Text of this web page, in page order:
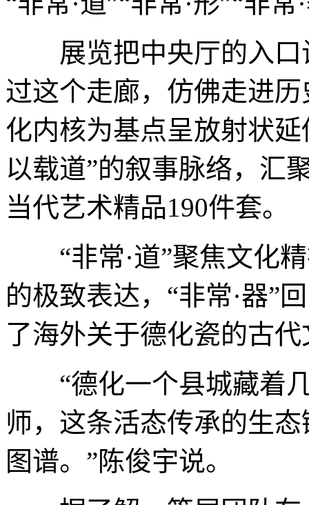
展览把中央厅的入口
过这个走廊，仿佛走进
化内核为基点呈放射状
以载道”的叙事脉络，汇
当代艺术精品190件套。
“非常·道”聚焦文化精
的极致表达，“非常·器”
了海外关于德化瓷的古
“德化一个县城藏着几
师，这条活态传承的生
图谱。”陈俊宇说。